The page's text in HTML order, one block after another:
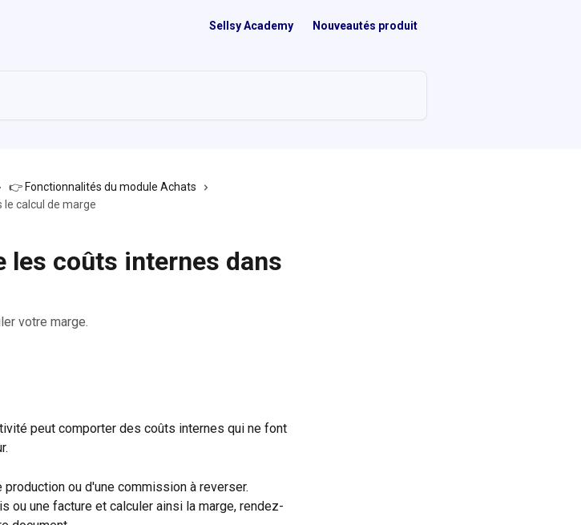
Sellsy Academy Nouveautés produit
👉 Fonctionnalités du module Achats
le calcul de marge
les coûts internes dans
votre marge.
peut comporter des coûts internes qui ne font
ou d'une commission à reverser.
ou une facture et calculer ainsi la marge, rendez-